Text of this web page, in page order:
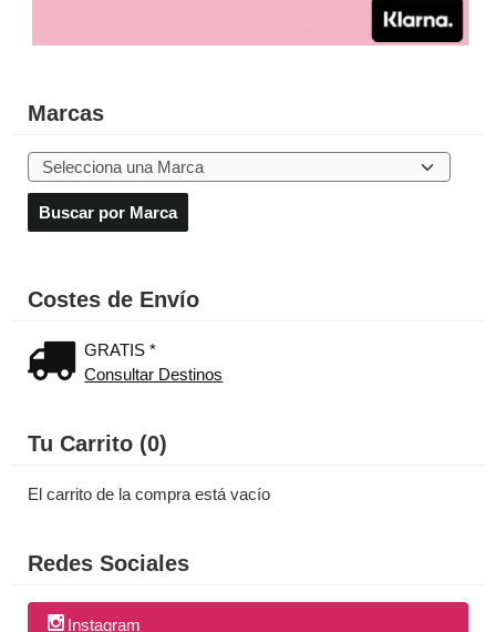
Marcas
Costes de Envío
GRATIS *
Consultar Destinos
Tu Carrito (0)
El carrito de la compra está vacío
Redes Sociales
Instagram